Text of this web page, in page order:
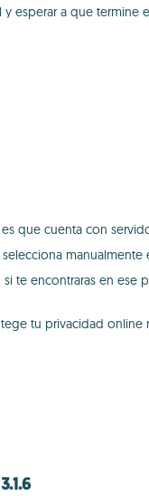
esperar a que
es que cuenta con
te encontraras en ese
tu privacidad